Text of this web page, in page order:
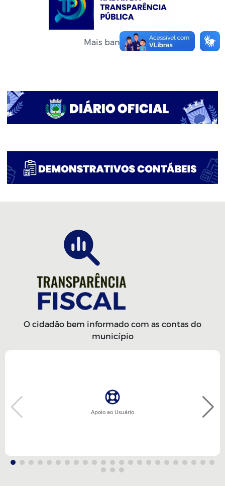
Mais banners...
O cidadão bem informado com as contas do
município
Apoio ao Usuário